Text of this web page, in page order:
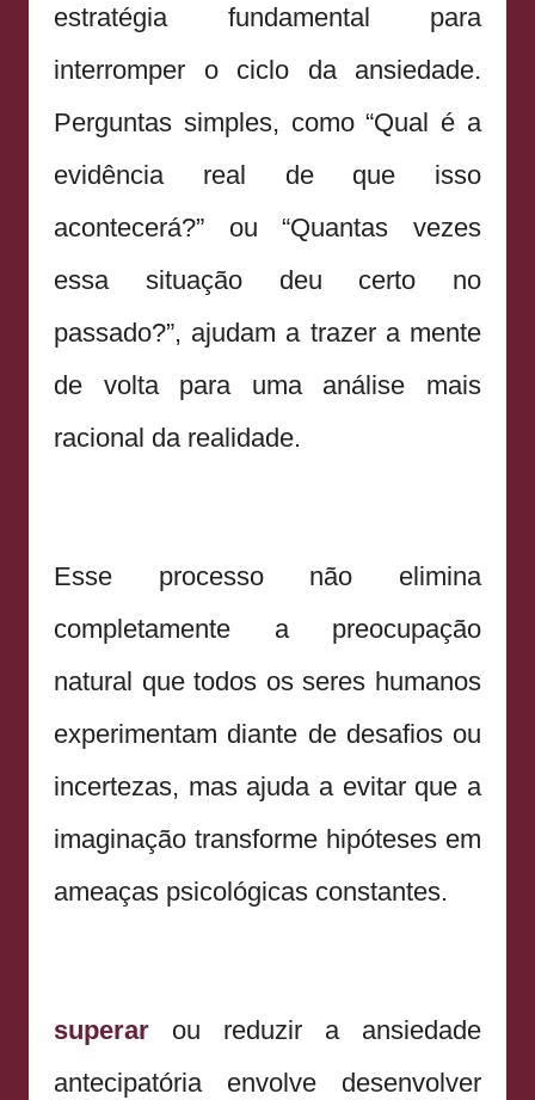
estratégia fundamental para
interromper o ciclo da ansiedade.
Perguntas simples, como “Qual é a
evidência real de que isso
acontecerá?” ou “Quantas vezes
essa situação deu certo no
passado?”, ajudam a trazer a mente
de volta para uma análise mais
racional da realidade.
Esse processo não elimina
completamente a preocupação
natural que todos os seres humanos
experimentam diante de desafios ou
incertezas, mas ajuda a evitar que a
imaginação transforme hipóteses em
ameaças psicológicas constantes.
superar ou reduzir a ansiedade
antecipatória envolve desenvolver